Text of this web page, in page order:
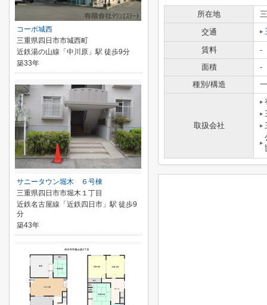
所在地
交通
賃料
-
面積
-
種別/構造
取扱会社
コーポ城西
三重県四日市市城西町
近鉄湯の山線「中川原」駅 徒歩9分
築33年
サニータウン堀木 ６号棟
三重県四日市市堀木１丁目
近鉄名古屋線「近鉄四日市」駅 徒歩9
分
築43年